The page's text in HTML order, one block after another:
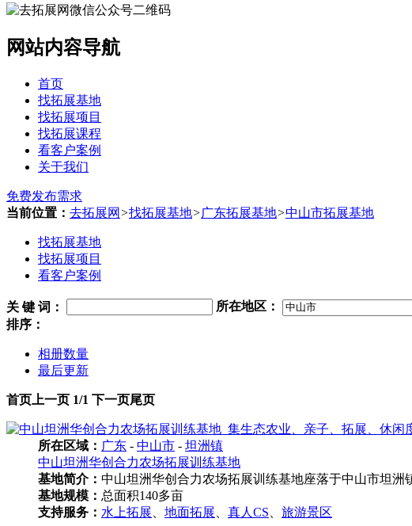
网站内容导航
首页
找拓展基地
找拓展项目
找拓展课程
看客户案例
关于我们
免费发布需求
当前位置： 去拓展网 >找拓展基地>广东拓展基地>中山市拓展基地
找拓展基地
找拓展项目
看客户案例
关 键 词 ： 所在地区：
排序：
相册数量
最后更新
首页 上一页 1/1 下一页尾页
所在区域： 广东 - 中山市 - 坦洲镇
中山坦洲华创合力农场拓展训练基地
基地简介： 中山坦洲华创合力农场拓展训练基地座落于中山市坦
基地规模： 总面积140多亩
支持服务： 水上拓展 地面拓展 真人CS 旅游景区